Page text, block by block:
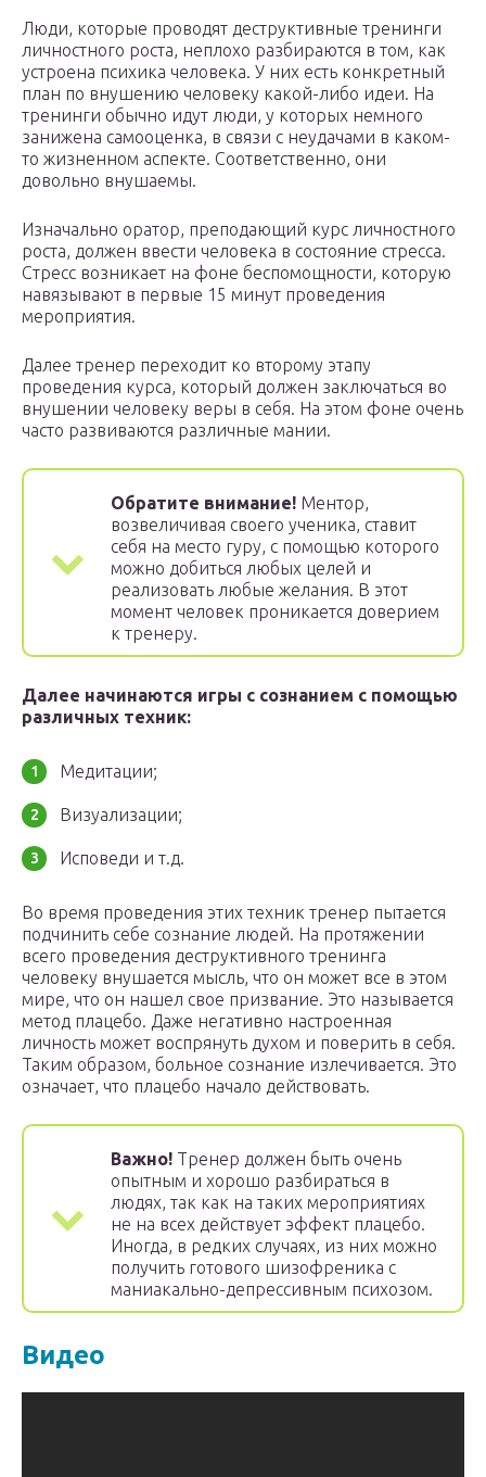
Люди, которые проводят деструктивные тренинги
личностного роста, неплохо разбираются в том, как
устроена психика человека. У них есть конкретный
план по внушению человеку какой-либо идеи. На
тренинги обычно идут люди, у которых немного
занижена самооценка, в связи с неудачами в каком-
то жизненном аспекте. Соответственно, они
довольно внушаемы.
Изначально оратор, преподающий курс личностного
роста, должен ввести человека в состояние стресса.
Стресс возникает на фоне беспомощности, которую
навязывают в первые 15 минут проведения
мероприятия.
Далее тренер переходит ко второму этапу
проведения курса, который должен заключаться во
внушении человеку веры в себя. На этом фоне очень
часто развиваются различные мании.
Обратите внимание! Ментор,
возвеличивая своего ученика, ставит
себя на место гуру, с помощью которого
можно добиться любых целей и
реализовать любые желания. В этот
момент человек проникается доверием
к тренеру.
Далее начинаются игры с сознанием с помощью
различных техник:
Медитации;
Визуализации;
Исповеди и т.д.
Во время проведения этих техник тренер пытается
подчинить себе сознание людей. На протяжении
всего проведения деструктивного тренинга
человеку внушается мысль, что он может все в этом
мире, что он нашел свое призвание. Это называется
метод плацебо. Даже негативно настроенная
личность может воспрянуть духом и поверить в себя.
Таким образом, больное сознание излечивается. Это
означает, что плацебо начало действовать.
Важно! Тренер должен быть очень
опытным и хорошо разбираться в
людях, так как на таких мероприятиях
не на всех действует эффект плацебо.
Иногда, в редких случаях, из них можно
получить готового шизофреника с
маниакально-депрессивным психозом.
Видео